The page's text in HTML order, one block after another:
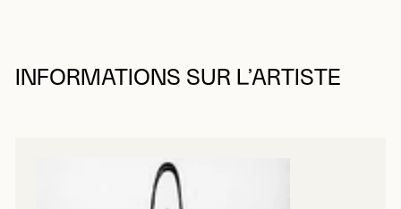
INFORMATIONS SUR L’ARTISTE